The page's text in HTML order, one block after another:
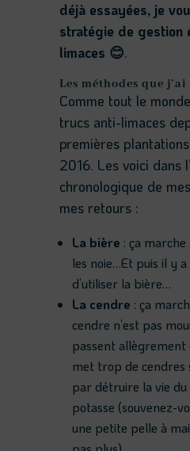
déjà essayées, je
stratégie de gestion
limaces 😊.
Les méthodes que j’ai
Comme tout le
trucs anti-limaces
premières
2016. Les voici dans
chronologique de
mes retours :
La bière : ça
les noie…Et puis il y a
d’utiliser la bière…
La cendre : ça
cendre n’est pas
passent allègrement
met trop de cendres
par détruire la vie du
potasse (souvenez-
une petite pelle à